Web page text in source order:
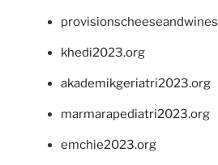
khedi2023.org
akademikgeriatri2023.org
marmarapediatri2023.org
emchie2023.org